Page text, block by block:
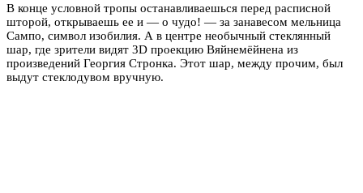
В конце условной тропы останавливаешься перед расписной
шторой, открываешь ее и — о чудо! — за занавесом мельница
Сампо, символ изобилия. А в центре необычный стеклянный
шар, где зрители видят 3D проекцию Вяйнемёйнена из
произведений Георгия Стронка. Этот шар, между прочим, был
выдут стеклодувом вручную.